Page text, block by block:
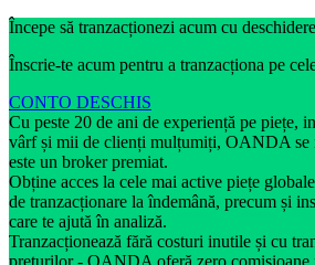
Începe să tranzacționezi acum cu
Înscrie-te acum pentru a tranzacționa pe
CONTO DESCHIS
Cu peste 20 de ani de experiență pe piețe,
vârf și mii de clienți mulțumiți, OANDA se
este un broker premiat.
Obține acces la cele mai active piețe
de tranzacționare la îndemână, precum și
care te ajută în analiză.
Tranzacționează fără costuri inutile și cu
prețurilor - OANDA oferă zero comisioane